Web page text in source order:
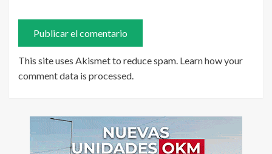
This site uses Akismet to reduce spam. Learn how your
comment data is processed.